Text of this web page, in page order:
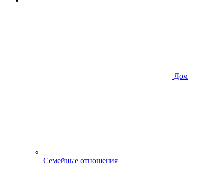
Дом
Семейные отношения